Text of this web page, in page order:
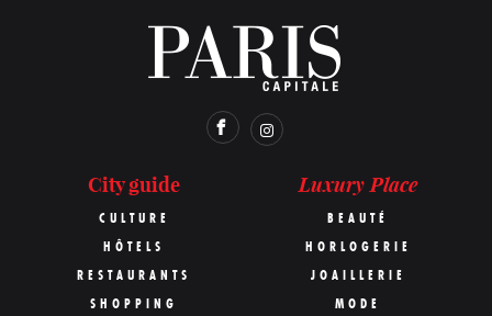
City guide
CULTURE
HÔTELS
RESTAURANTS
SHOPPING
Luxury Place
BEAUTÉ
HORLOGERIE
JOAILLERIE
MODE